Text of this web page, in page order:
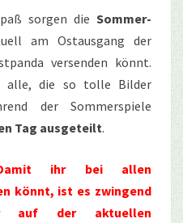
sorgen die Sommer-
am Ostausgang der
versenden könnt.
alle, die so tolle Bilder
der Sommerspiele
Tag ausgeteilt.
ihr bei allen
könnt, ist es zwingend
auf der aktuellen